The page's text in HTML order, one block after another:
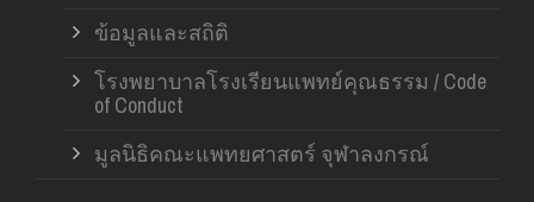
ข้อมูลและสถิติ
โรงพยาบาลโรงเรียนแพทย์คุณธรรม / Code
of Conduct
มูลนิธิคณะแพทยศาสตร์ จุฬาลงกรณ์